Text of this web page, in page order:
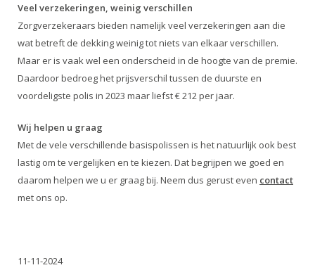
Veel verzekeringen, weinig verschillen
Zorgverzekeraars bieden namelijk veel verzekeringen aan die
wat betreft de dekking weinig tot niets van elkaar verschillen.
Maar er is vaak wel een onderscheid in de hoogte van de premie.
Daardoor bedroeg het prijsverschil tussen de duurste en
voordeligste polis in 2023 maar liefst € 212 per jaar.
Wij helpen u graag
Met de vele verschillende basispolissen is het natuurlijk ook best
lastig om te vergelijken en te kiezen. Dat begrijpen we goed en
daarom helpen we u er graag bij. Neem dus gerust even contact
met ons op.
11-11-2024